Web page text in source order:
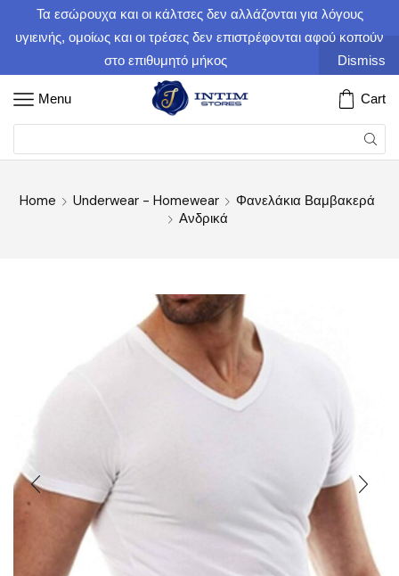
Τα εσώρουχα και οι κάλτσες δεν αλλάζονται για λόγους
υγιεινής, ομοίως και οι τρέσες δεν επιστρέφονται αφού κοπούν
στο επιθυμητό μήκος
Dismiss
Menu Cart
Home Underwear - Homewear
Φανελάκια Βαμβακερά
Ανδρικά